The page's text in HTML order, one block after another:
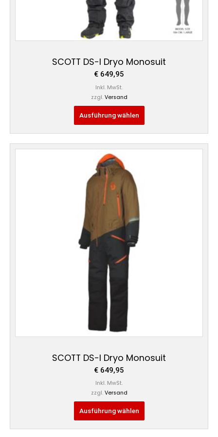
SCOTT DS-I Dryo Monosuit
€ 649,95
Inkl. MwSt.
zzgl. Versand
Ausführung wählen
werden
SCOTT DS-I Dryo Monosuit
€ 649,95
Inkl. MwSt.
zzgl. Versand
Ausführung wählen
Dieses
Produkt
weist
mehrere
Varianten
auf.
Die
Optionen
können
auf
der
Produktseite
gewählt
werden